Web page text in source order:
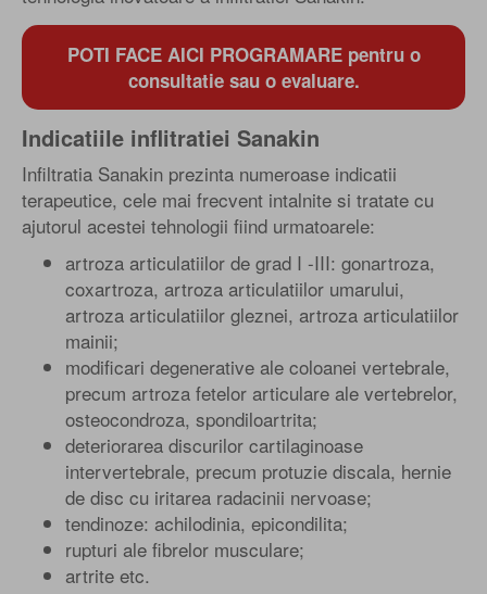
POTI FACE AICI PROGRAMARE pentru o
consultatie sau o evaluare.
Indicatiile inflitratiei Sanakin
Infiltratia Sanakin prezinta numeroase indicatii
terapeutice, cele mai frecvent intalnite si tratate cu
ajutorul acestei tehnologii fiind urmatoarele:
artroza articulatiilor de grad I -III: gonartroza,
coxartroza, artroza articulatiilor umarului,
artroza articulatiilor gleznei, artroza articulatiilor
mainii;
modificari degenerative ale coloanei vertebrale,
precum artroza fetelor articulare ale vertebrelor,
osteocondroza, spondiloartrita;
deteriorarea discurilor cartilaginoase
intervertebrale, precum protuzie discala, hernie
de disc cu iritarea radacinii nervoase;
tendinoze: achilodinia, epicondilita;
rupturi ale fibrelor musculare;
artrite etc.